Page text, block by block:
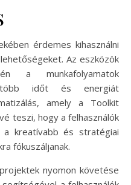
érdemes kihasználni
Az eszközök
a munkafolyamatok
több időt és energiát
amely a Toolkit
teszi, hogy a felhasználók
kreatívabb és stratégiai
fókuszáljanak.
nyomon követése